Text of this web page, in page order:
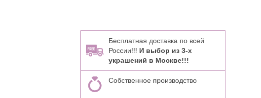
Бесплатная доставка по всей
России!!! И выбор из 3-х
украшений в Москве!!!
Собственное производство